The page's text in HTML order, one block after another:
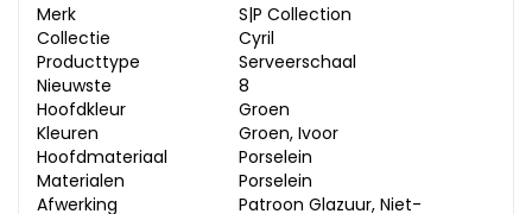
Merk
S|P Collection
Collectie
Cyril
Producttype
Serveerschaal
Nieuwste
8
Hoofdkleur
Groen
Kleuren
Groen, Ivoor
Hoofdmateriaal
Porselein
Materialen
Porselein
Afwerking
Patroon Glazuur, Niet-